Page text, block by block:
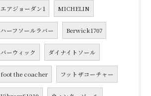
エアジョーダン1 MICHELIN
ハーフソールラバー Berwick1707
バーウィック ダイナイトソール
foot the coacher フットザコーチャー